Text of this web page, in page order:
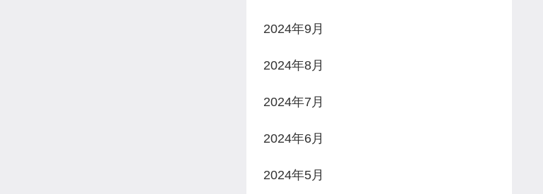
2024年9月
2024年8月
2024年7月
2024年6月
2024年5月